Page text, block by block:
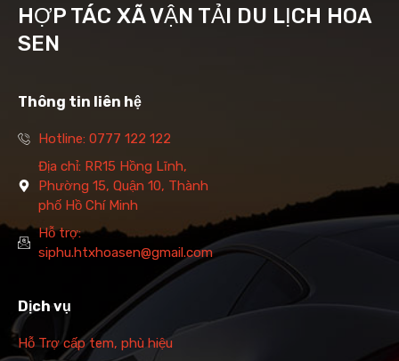
HỢP TÁC XÃ VẬN TẢI DU LỊCH HOA
SEN
Thông tin liên hệ
Hotline: 0777 122 122
Địa chỉ: RR15 Hồng Lĩnh,
Phường 15, Quận 10, Thành
phố Hồ Chí Minh
Hỗ trợ:
siphu.htxhoasen@gmail.com
Dịch vụ
Hỗ Trợ cấp tem, phù hiệu